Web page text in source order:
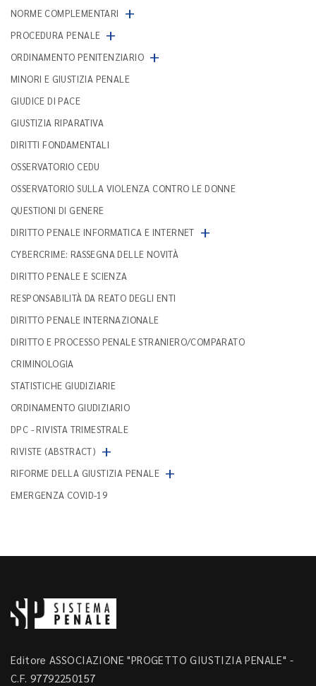
NORME COMPLEMENTARI
+
PROCEDURA PENALE +
ORDINAMENTO PENITENZIARIO +
MINORI E GIUSTIZIA PENALE
GIUDICE DI PACE
GIUSTIZIA RIPARATIVA
DIRITTI FONDAMENTALI
OSSERVATORIO CEDU
OSSERVATORIO SULLA VIOLENZA CONTRO LE DONNE
QUESTIONI DI GENERE
DIRITTO PENALE INFORMATICA E INTERNET +
CYBERCRIME: RASSEGNA DELLE NOVITÀ
DIRITTO PENALE E SCIENZA
RESPONSABILITÀ DA REATO DEGLI ENTI
DIRITTO PENALE INTERNAZIONALE
DIRITTO E PROCESSO PENALE STRANIERO/COMPARATO
CRIMINOLOGIA
STATISTICHE GIUDIZIARIE
ORDINAMENTO GIUDIZIARIO
DPC - RIVISTA TRIMESTRALE
RIVISTE (ABSTRACT) +
RIFORME DELLA GIUSTIZIA PENALE +
EMERGENZA COVID-19
Editore ASSOCIAZIONE "PROGETTO GIUSTIZIA PENALE" -
C.F. 97792250157